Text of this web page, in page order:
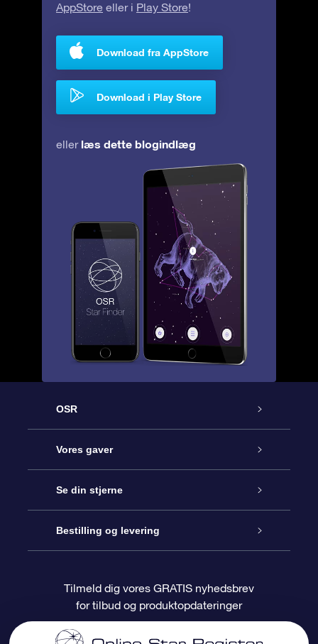
AppStore eller i Play Store!
Download fra AppStore
Download i Play Store
eller læs dette blogindlæg
OSR
Kundeservice
Kontakt os
Bloggen
Anmeldelser
Vores gaver
Online Stjernegave
OSR Gavepakke
OSR Gavekortet
Se din stjerne
Star Register
Personliggjort Stjerneside
Bestilling og levering
Betalingsinformation
Tilmeld dig vores GRATIS nyhedsbrev
for tilbud og produktopdateringer